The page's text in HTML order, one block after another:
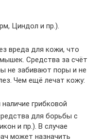
Циндол и пр.).
вреда для кожи, что
Средства за счёт
не забивают поры и не
Чем ещё лечат кожу:
грибковой
для борьбы с
и пр.). В случае
может назначить